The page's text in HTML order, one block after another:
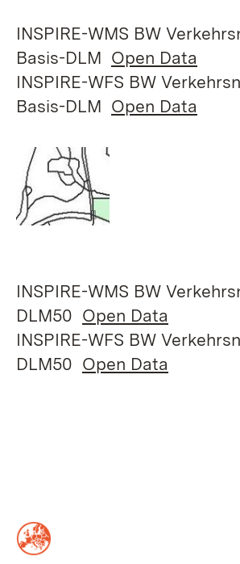
INSPIRE-WMS BW
Basis-DLM Open Data
INSPIRE-WFS BW
Basis-DLM Open Data
INSPIRE-WMS BW
DLM50 Open Data
INSPIRE-WFS BW
DLM50 Open Data